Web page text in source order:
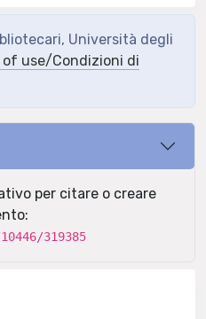
Università degli
of use/Condizioni di
per citare o creare
319385